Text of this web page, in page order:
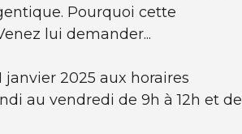
Pourquoi cette
lui demander...
janvier 2025 aux horaires
au vendredi de 9h à 12h et de